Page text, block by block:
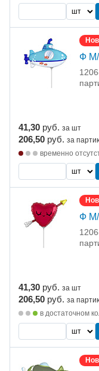
Ф М/
41,30 руб. за шт
206,50 руб. за
временно
Ф М/
41,30 руб. за шт
206,50 руб. за
в достаточном